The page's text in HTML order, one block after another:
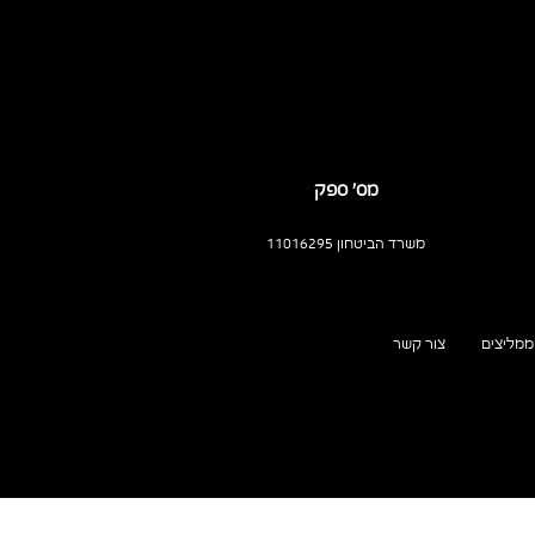
מס’ ספק
משרד הביטחון 11016295
צור קשר